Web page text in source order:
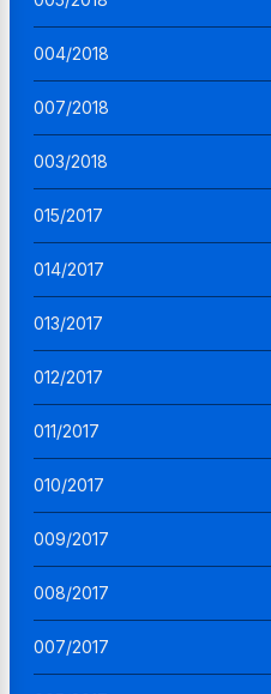
004/2018
007/2018
003/2018
015/2017
014/2017
013/2017
012/2017
011/2017
010/2017
009/2017
008/2017
007/2017